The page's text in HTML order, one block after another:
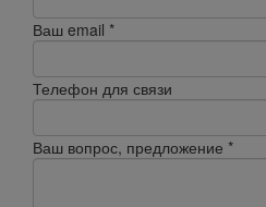
Ваш email *
Телефон для связи
Ваш вопрос, предложение *